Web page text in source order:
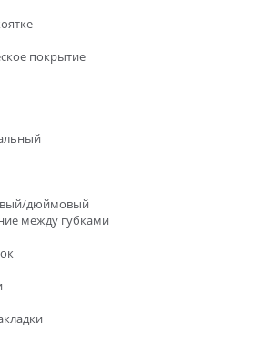
покрытие
дюймовый
между губками